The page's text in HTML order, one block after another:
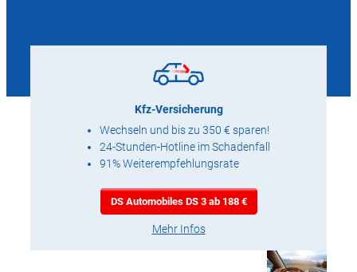
Kfz-Versicherung
Wechseln und bis zu 350 € sparen!
24-Stunden-Hotline im Schadenfall
91% Weiterempfehlungsrate
DS Automobiles DS 3 ab 188 €
Mehr Infos